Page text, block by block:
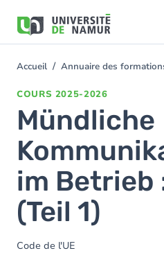
contenu
You
Accueil Annuaire des
COURS 2025-2026
Mündliche
im Betrieb
(Teil 1)
Code de l'UE